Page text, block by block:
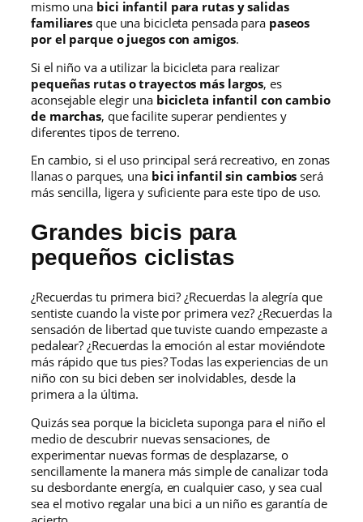
mismo una bici infantil para rutas y salidas
familiares que una bicicleta pensada para paseos
por el parque o juegos con amigos.
Si el niño va a utilizar la bicicleta para realizar
pequeñas rutas o trayectos más largos, es
aconsejable elegir una bicicleta infantil con cambio
de marchas, que facilite superar pendientes y
diferentes tipos de terreno.
En cambio, si el uso principal será recreativo, en zonas
llanas o parques, una bici infantil sin cambios será
más sencilla, ligera y suficiente para este tipo de uso.
Grandes bicis para
pequeños ciclistas
¿Recuerdas tu primera bici? ¿Recuerdas la alegría que
sentiste cuando la viste por primera vez? ¿Recuerdas la
sensación de libertad que tuviste cuando empezaste a
pedalear? ¿Recuerdas la emoción al estar moviéndote
más rápido que tus pies? Todas las experiencias de un
niño con su bici deben ser inolvidables, desde la
primera a la última.
Quizás sea porque la bicicleta suponga para el niño el
medio de descubrir nuevas sensaciones, de
experimentar nuevas formas de desplazarse, o
sencillamente la manera más simple de canalizar toda
su desbordante energía, en cualquier caso, y sea cual
sea el motivo regalar una bici a un niño es garantía de